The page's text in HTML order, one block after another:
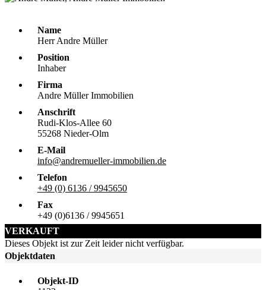
Name
Herr Andre Müller
Position
Inhaber
Firma
Andre Müller Immobilien
Anschrift
Rudi-Klos-Allee 60
55268 Nieder-Olm
E-Mail
info@andremueller-immobilien.de
Telefon
+49 (0) 6136 / 9945650
Fax
+49 (0)6136 / 9945651
VERKAUFT
Dieses Objekt ist zur Zeit leider nicht verfügbar.
Objektdaten
Objekt-ID